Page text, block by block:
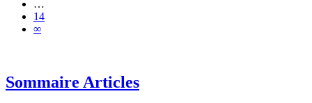
…
14
∞
Sommaire Articles